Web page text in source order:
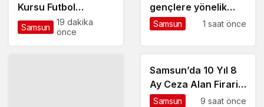
Kursu Futbol
Turnuvası Sona Erdi
Samsun
19 dakika
önce
gençlere yönelik
ortak projeler için
Samsun 1 saat önce
Samsun’da 10 Yıl 8
Ay Ceza Alan Firari
Yakalandı
Samsun 9 saat önce